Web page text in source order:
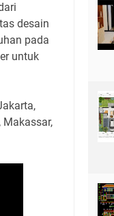
desain
pada
untuk
Makassar,